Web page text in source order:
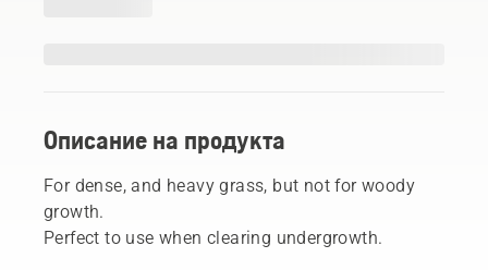
Описание на продукта
For dense, and heavy grass, but not for woody
growth.
Perfect to use when clearing undergrowth.